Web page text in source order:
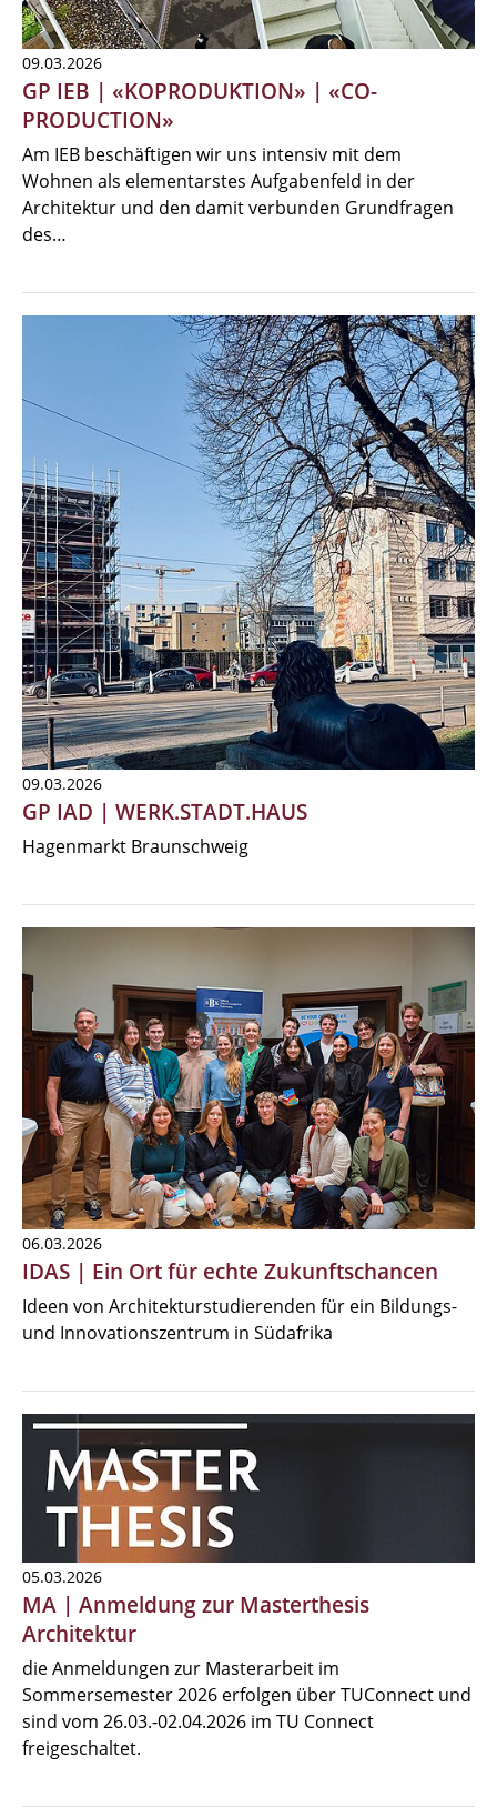
09.03.2026
GP IEB | «KOPRODUKTION» | «CO-
PRODUCTION»
Am IEB beschäftigen wir uns intensiv mit dem
Wohnen als elementarstes Aufgabenfeld in der
Architektur und den damit verbunden Grundfragen
des…
09.03.2026
GP IAD | WERK.STADT.HAUS
Hagenmarkt Braunschweig
06.03.2026
IDAS | Ein Ort für echte Zukunftschancen
Ideen von Architekturstudierenden für ein Bildungs-
und Innovationszentrum in Südafrika
05.03.2026
MA | Anmeldung zur Masterthesis
Architektur
die Anmeldungen zur Masterarbeit im
Sommersemester 2026 erfolgen über TUConnect und
sind vom 26.03.-02.04.2026 im TU Connect
freigeschaltet.